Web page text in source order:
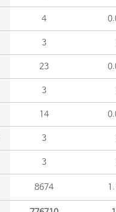
4
3
23
3
14
3
3
8674